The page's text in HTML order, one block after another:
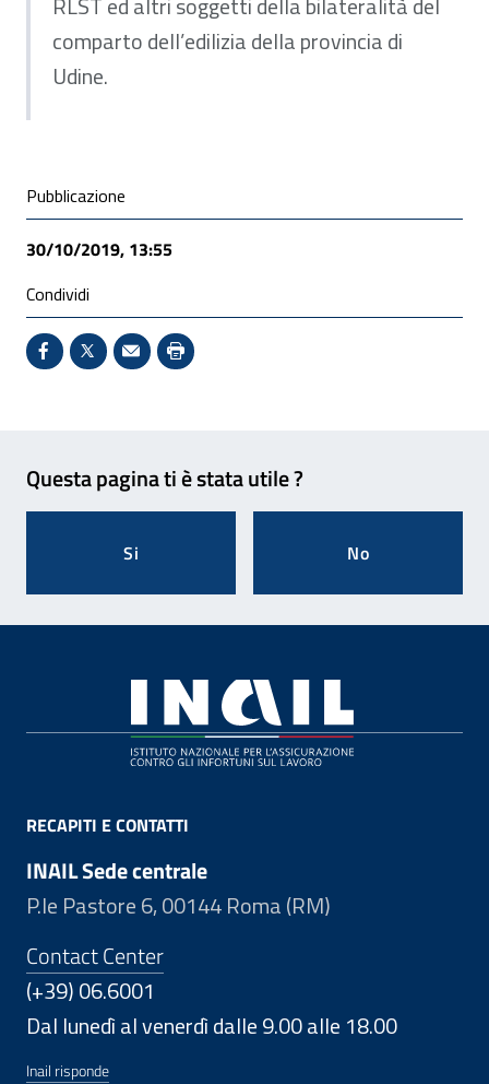
comparto dell’edilizia della provincia di
Udine.
Condivisione social
Pubblicazione
30/10/2019, 13:55
Condividi
Condividi su Facebook - Sito esterno - Apertura in
X - Sito esterno - Apertura in nuova finestra
Invio Mail: apre il programma di posta
Stampa pagina: scelta meno
Questa pagina ti è stata utile ?
Si No
RECAPITI E CONTATTI
INAIL Sede centrale
P.le Pastore 6, 00144 Roma (RM)
Contact Center
(+39) 06.6001
Dal lunedì al venerdì dalle 9.00 alle 18.00
Inail risponde